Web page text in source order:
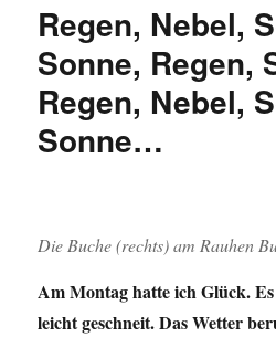
Regen, Nebel,
Sonne, Regen,
Regen, Nebel,
Sonne…
Die Buche (rechts) am Rauhen
Am Montag hatte ich Glück.
leicht geschneit. Das Wetter